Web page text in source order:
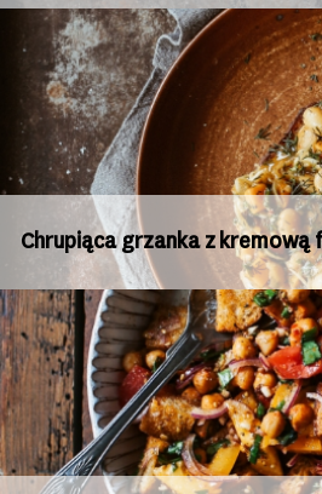
Chrupiąca grzanka z kremową